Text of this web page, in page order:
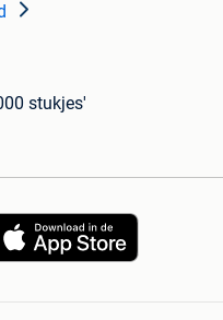
stukjes'